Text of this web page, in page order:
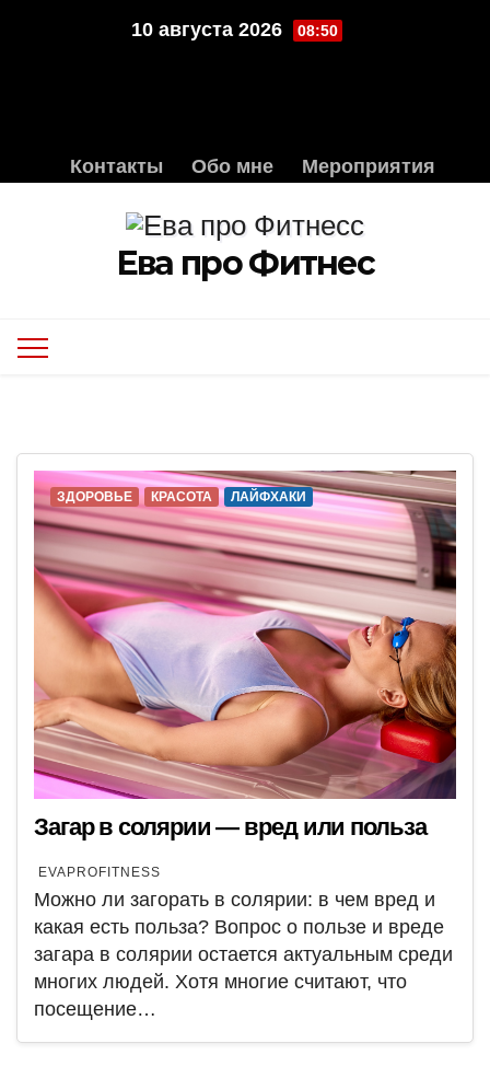
10 августа 2026 08:50
Контакты Обо мне Мероприятия
Ева про Фитнес
ЗДОРОВЬЕ КРАСОТА ЛАЙФХАКИ
Загар в солярии — вред или польза
EVAPROFITNESS
Можно ли загорать в солярии: в чем вред и
какая есть польза? Вопрос о пользе и вреде
загара в солярии остается актуальным среди
многих людей. Хотя многие считают, что
посещение…